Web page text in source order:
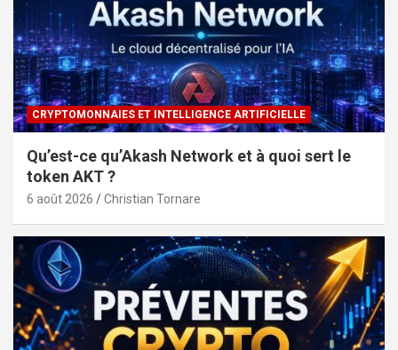
CRYPTOMONNAIES ET INTELLIGENCE ARTIFICIELLE
Qu’est-ce qu’Akash Network et à quoi sert le
token AKT ?
6 août 2026 Christian Tornare